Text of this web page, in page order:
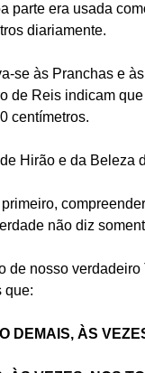
parte era usada
diariamente.
se às Pranchas e
de Reis indicam
centímetros.
Hirão e da Beleza
não diz
de nosso
que:
DEMAIS, ÀS